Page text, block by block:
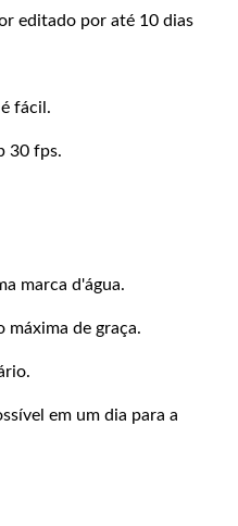
editado por até 10 dias
fácil.
30 fps.
marca d'água.
máxima de graça.
em um dia para a